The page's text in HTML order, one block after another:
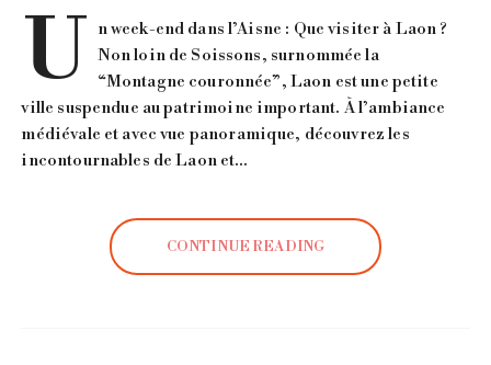
U n week-end dans l’Aisne : Que visiter à Laon ?
Non loin de Soissons, surnommée la
“Montagne couronnée”, Laon est une petite
ville suspendue au patrimoine important. À l’ambiance
médiévale et avec vue panoramique, découvrez les
incontournables de Laon et…
CONTINUE READING